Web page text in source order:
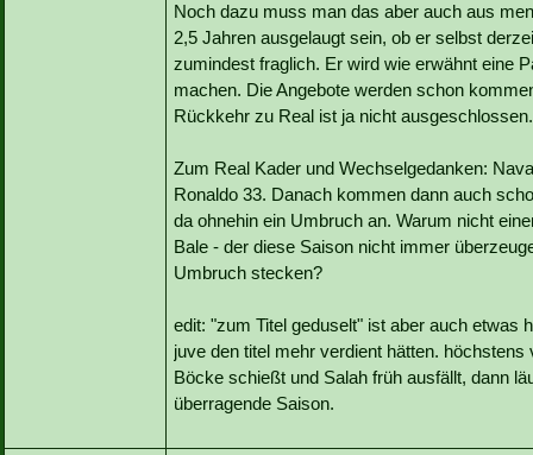
Noch dazu muss man das aber auch aus
2,5 Jahren ausgelaugt sein, ob er selbst
zumindest fraglich. Er wird wie erwähnt eine
machen. Die Angebote werden schon
Rückkehr zu Real ist ja nicht ausgeschlossen.
Zum Real Kader und Wechselgedanken:
Ronaldo 33. Danach kommen dann auch
da ohnehin ein Umbruch an. Warum nicht
Bale - der diese Saison nicht immer
Umbruch stecken?
edit: "zum Titel geduselt" ist aber auch etwas
juve den titel mehr verdient hätten.
Böcke schießt und Salah früh ausfällt, dann
überragende Saison.